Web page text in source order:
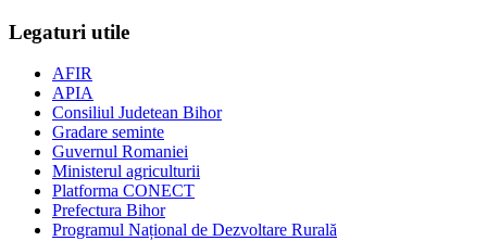
Legaturi utile
AFIR
APIA
Consiliul Judetean Bihor
Gradare seminte
Guvernul Romaniei
Ministerul agriculturii
Platforma CONECT
Prefectura Bihor
Programul Național de Dezvoltare Rurală